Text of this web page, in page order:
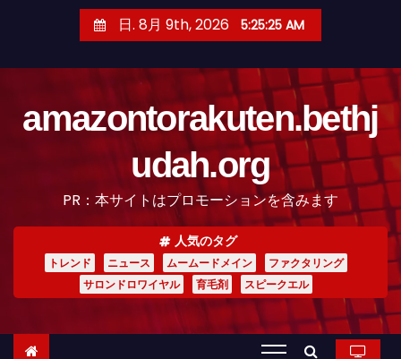
日. 8月 9th, 2026 5:25:26 AM
amazontorakuten.bethj
udah.org
PR：本サイトはプロモーションを含みます
人気のタグ
トレンド ニュース ムームードメイン
ファクタリング
サロンドロワイヤル
育毛剤 スピークエル